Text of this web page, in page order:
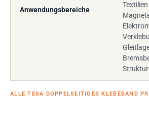
Anwendungsbereiche
ALLE TESA DOPPELSEITIGES KLEBEBAND